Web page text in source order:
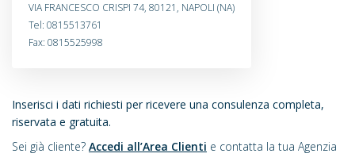
Inserisci i dati richiesti per ricevere una consulenza completa,
riservata e gratuita.
Sei già cliente? Accedi all’Area Clienti e contatta la tua Agenzia
VIA FRANCESCO CRISPI 74, 80121, NAPOLI (NA)
Tel: 0815513761
Fax: 0815525998